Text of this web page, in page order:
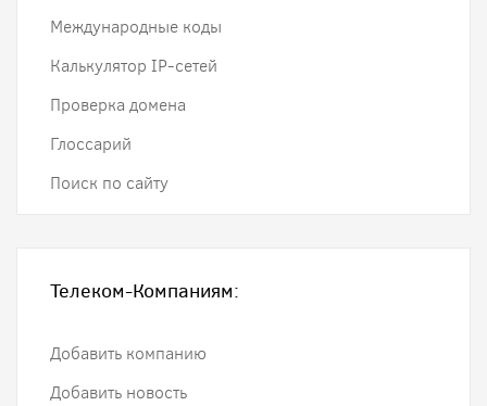
Международные коды
Калькулятор IP-сетей
Проверка домена
Глоссарий
Поиск по сайту
Телеком-Компаниям:
Добавить компанию
Добавить новость